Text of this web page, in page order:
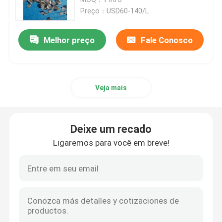
Embalagem aleatória de coluna
Bola cerâmica da alumina
Preço：USD60-140/L
Melhor preço Fale Conosco
Veja mais
Deixe um recado
Ligaremos para você em breve!